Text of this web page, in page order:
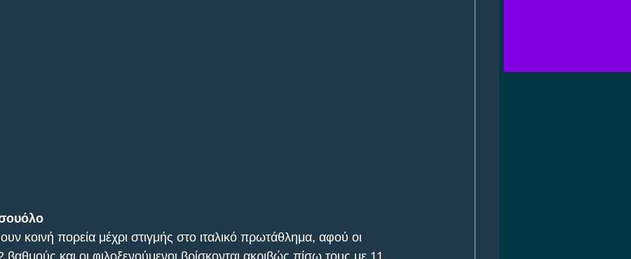
κοινή πορεία μέχρι στιγμής στο ιταλικό πρωτάθλημα, αφού οι
και οι φιλοξενούμενοι βρίσκονται ακριβώς πίσω τους με 11